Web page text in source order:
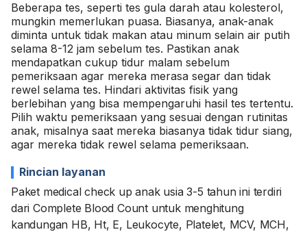
Beberapa tes, seperti tes gula darah atau kolesterol,
mungkin memerlukan puasa. Biasanya, anak-anak
diminta untuk tidak makan atau minum selain air putih
selama 8-12 jam sebelum tes. Pastikan anak
mendapatkan cukup tidur malam sebelum
pemeriksaan agar mereka merasa segar dan tidak
rewel selama tes. Hindari aktivitas fisik yang
berlebihan yang bisa mempengaruhi hasil tes tertentu.
Pilih waktu pemeriksaan yang sesuai dengan rutinitas
anak, misalnya saat mereka biasanya tidak tidur siang,
agar mereka tidak rewel selama pemeriksaan.
Rincian layanan
Paket medical check up anak usia 3-5 tahun ini terdiri
dari Complete Blood Count untuk menghitung
kandungan HB, Ht, E, Leukocyte, Platelet, MCV, MCH,